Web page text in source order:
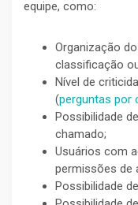
equipe, como:
Organização
classificação
Nível de
(perguntas por
Possibilidade
chamado;
Usuários com
permissões de
Possibilidade